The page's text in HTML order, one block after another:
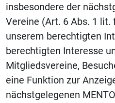
insbesondere der
Vereine (Art. 6 Abs. 1 lit.
unserem berechtigten
berechtigten Interesse
Mitgliedsvereine,
eine Funktion zur
nächstgelegenen